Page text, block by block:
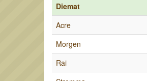
Diemat
Acre
Morgen
Rai